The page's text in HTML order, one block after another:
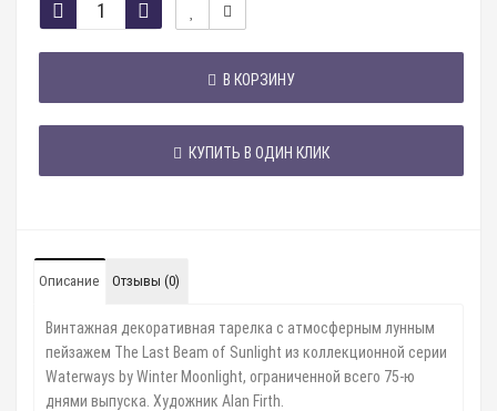
В КОРЗИНУ
КУПИТЬ В ОДИН КЛИК
Описание Отзывы (0)
Винтажная декоративная тарелка с атмосферным лунным
пейзажем The Last Beam of Sunlight из коллекционной серии
Waterways by Winter Moonlight, ограниченной всего 75-ю
днями выпуска. Художник Alan Firth.